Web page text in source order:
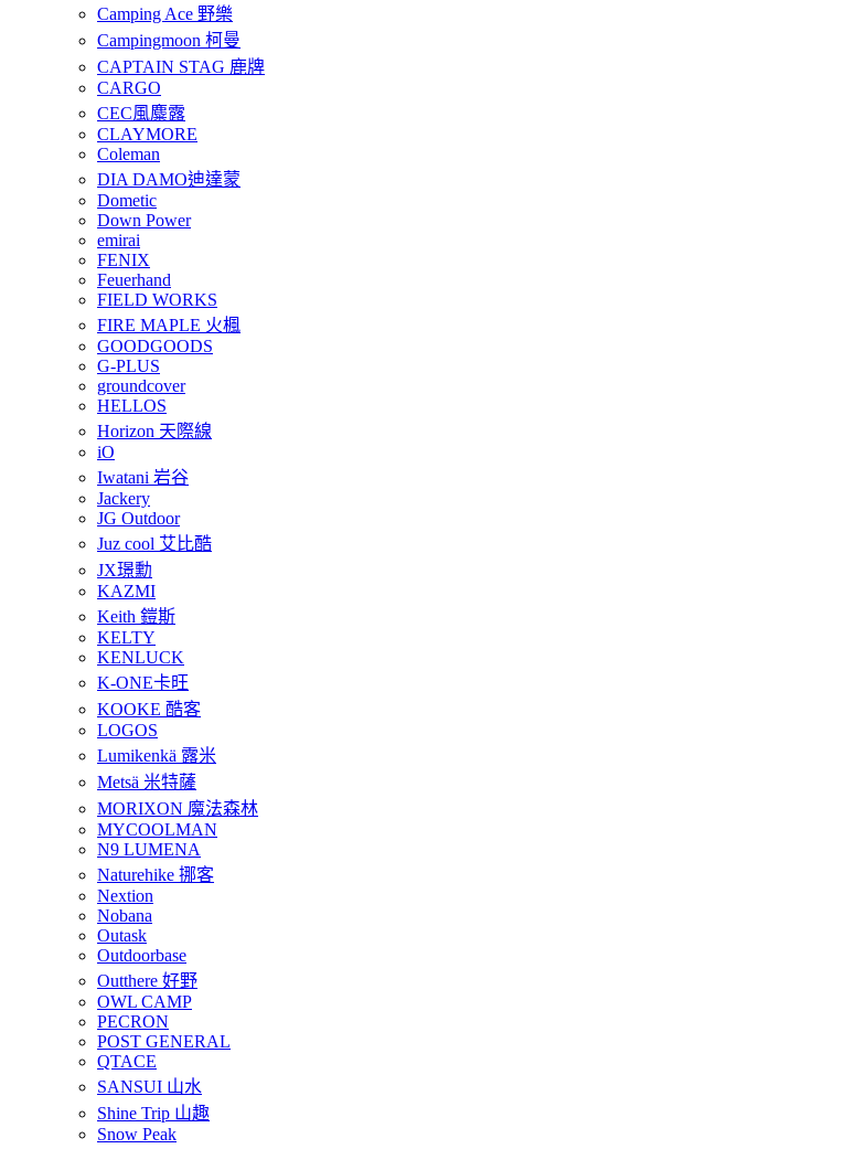
Camping Ace 野樂
Campingmoon 柯曼
CAPTAIN STAG 鹿牌
CARGO
CEC風麋露
CLAYMORE
Coleman
DIA DAMO迪達蒙
Dometic
Down Power
emirai
FENIX
Feuerhand
FIELD WORKS
FIRE MAPLE 火楓
GOODGOODS
G-PLUS
groundcover
HELLOS
Horizon 天際線
iO
Iwatani 岩谷
Jackery
JG Outdoor
Juz cool 艾比酷
JX璟勳
KAZMI
Keith 鎧斯
KELTY
KENLUCK
K-ONE卡旺
KOOKE 酷客
LOGOS
Lumikenkä 露米
Metsä 米特薩
MORIXON 魔法森林
MYCOOLMAN
N9 LUMENA
Naturehike 挪客
Nextion
Nobana
Outask
Outdoorbase
Outthere 好野
OWL CAMP
PECRON
POST GENERAL
QTACE
SANSUI 山水
Shine Trip 山趣
Snow Peak